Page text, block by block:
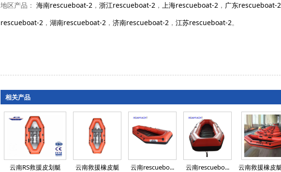
地区产品： 海南rescueboat-2 ， 浙江rescueboat-2 ， 上海rescueboat-2 ， 广东rescueboat-2
rescueboat-2 ， 湖南rescueboat-2 ， 济南rescueboat-2 ， 江苏rescueboat-2。
相关产品
云南RS救援皮划艇 云南救援橡皮艇 云南rescuebo... 云南rescuebo... 云南救援橡皮